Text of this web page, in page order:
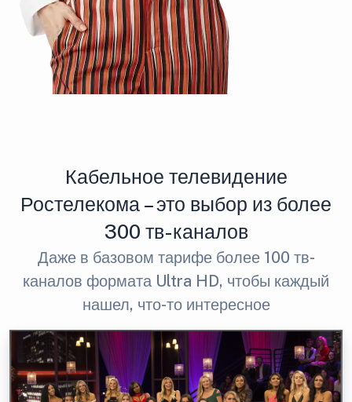
Кабельное телевидение
Ростелекома – это выбор из более
300 тв-каналов
Даже в базовом тарифе более 100 тв-
каналов формата Ultra HD, чтобы каждый
нашел, что-то интересное